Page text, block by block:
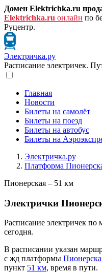
Домен Elektrichka.ru
Elektrichka.ru онлайн по
Руцентр.
Электричка.ру
Расписание электричек.
Главная
Новости
Билеты на самолёт
Билеты на поезд
Билеты на автобус
Билеты на
Электричка.ру
Платформа
Пионерская – 51 км
Электрички
Расписание электричек
сегодня.
В расписании указан
с жд платформы
пункт 51 км, время в пути.